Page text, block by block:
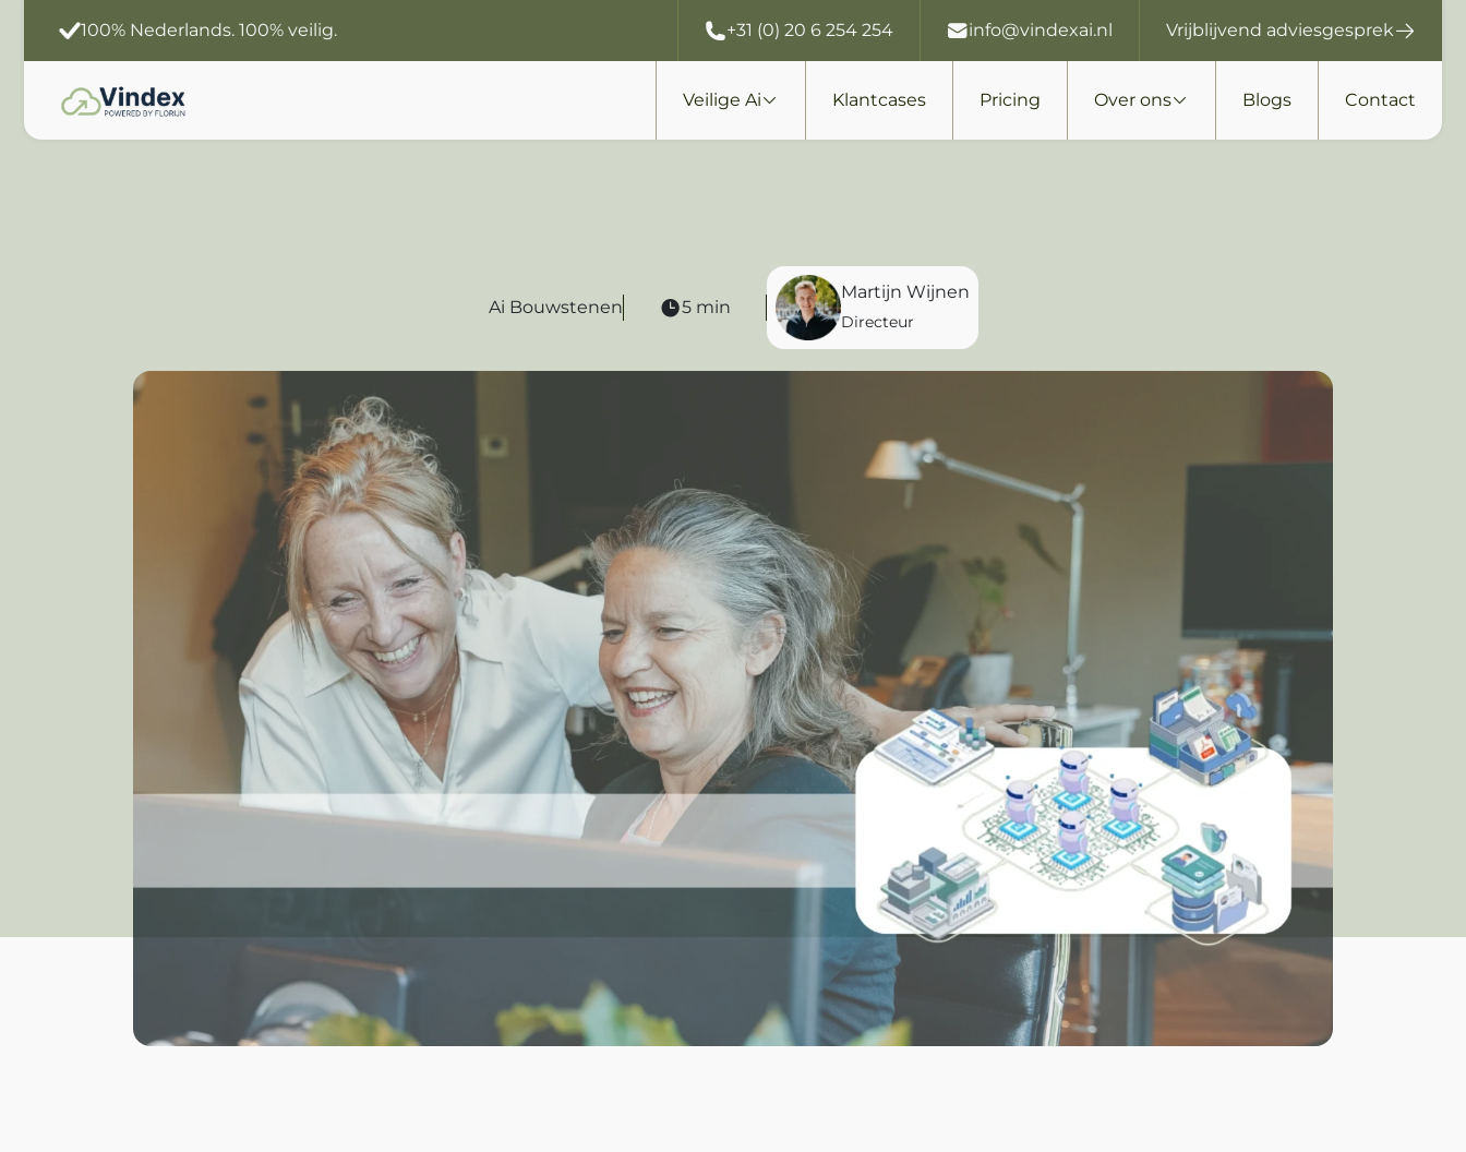
+31 (0) 20 6 254 254 info@vindexai.nl Vrijblijvend adviesgesprek
Veilige Ai Klantcases Pricing Over ons Blogs Contact
Ai Bouwstenen 5 min
Martijn Wijnen
Directeur